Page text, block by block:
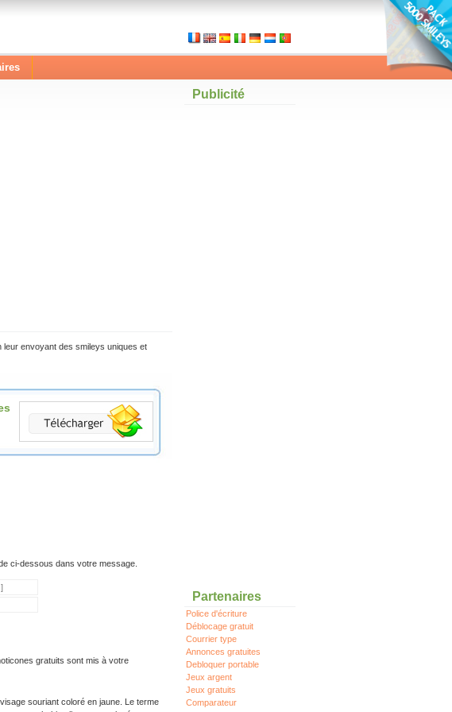
envoyant des smileys uniques et
ci-dessous dans votre message.
gratuits sont mis à votre
souriant coloré en jaune. Le terme
Publicité
Partenaires
Police d'écriture
Déblocage gratuit
Courrier type
Annonces gratuites
Debloquer portable
Jeux argent
Jeux gratuits
Comparateur